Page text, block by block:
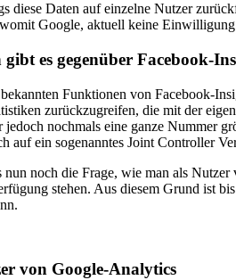
diese Daten auf einzelne Nutzer
Google, aktuell keine
es gegenüber Facebook-
Funktionen von Facebook-
zurückzugreifen, die mit der
jedoch nochmals eine ganze Nummer
auf ein sogenanntes Joint Controller
nun noch die Frage, wie man als
stehen. Aus diesem Grund ist
von Google-Analytics